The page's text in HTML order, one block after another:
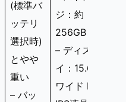
(標準バ
ッテリ
選択時)
とやや
重い
– バッ
ジ：約
256GB SSD
– ディスプレ
イ：15.6型
ワイド LED